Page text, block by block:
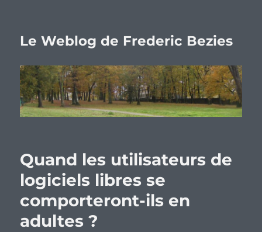
Le Weblog de Frederic Bezies
Quand les utilisateurs de
logiciels libres se
comporteront-ils en
adultes ?